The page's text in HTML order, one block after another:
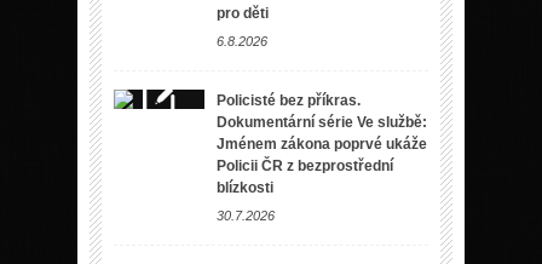
pro děti
6.8.2026
Policisté bez příkras.
Dokumentární série Ve službě:
Jménem zákona poprvé ukáže
Policii ČR z bezprostřední
blízkosti
30.7.2026